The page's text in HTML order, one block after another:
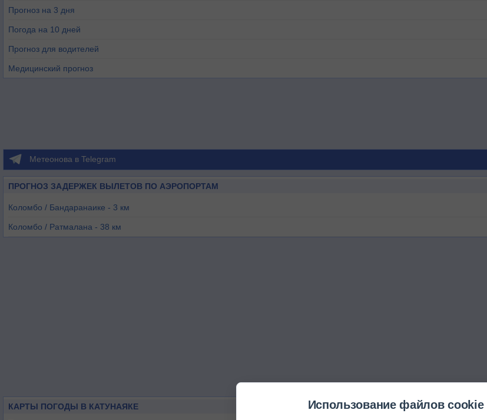
Прогноз на 3 дня
Погода на 10 дней
Прогноз для водителей
Медицинский прогноз
Метеонова в Telegram
ПРОГНОЗ ЗАДЕРЖЕК ВЫЛЕТОВ ПО АЭРОПОРТАМ
Коломбо / Бандаранаике - 3 км
Коломбо / Ратмалана - 38 км
КАРТЫ ПОГОДЫ В КАТУНАЯКЕ
Использование файлов cookie